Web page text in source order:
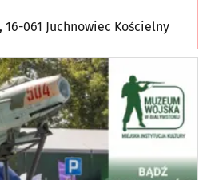
061 Juchnowiec Kościelny